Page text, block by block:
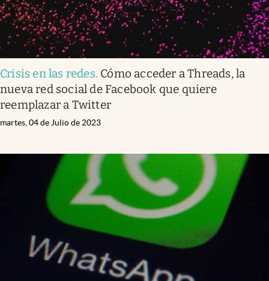
Crisis en las redes. Cómo acceder a Threads, la
nueva red social de Facebook que quiere
reemplazar a Twitter
martes, 04 de Julio de 2023